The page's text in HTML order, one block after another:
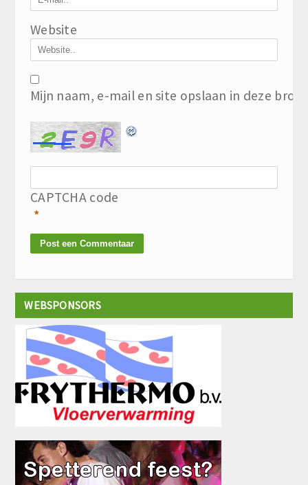
Website
Mijn naam, e-mail en site opslaan in deze
CAPTCHA code
*
WEBSPONSORS